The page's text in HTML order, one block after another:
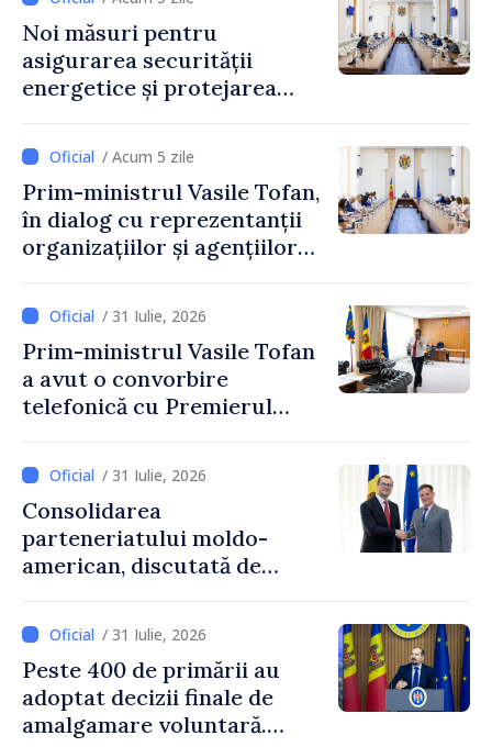
Noi măsuri pentru
asigurarea securității
energetice și protejarea
de CNMC
/ Acum 5 zile
Prim-ministrul Vasile Tofan,
în dialog cu reprezentanții
organizațiilor și agențiilor
Moldova
/ 31 Iulie, 2026
Prim-ministrul Vasile Tofan
a avut o convorbire
telefonică cu Premierul
/ 31 Iulie, 2026
Consolidarea
parteneriatului moldo-
american, discutată de
și însărcinatul cu afaceri al
SUA, Nick Pietrowicz
/ 31 Iulie, 2026
Peste 400 de primării au
adoptat decizii finale de
amalgamare voluntară.